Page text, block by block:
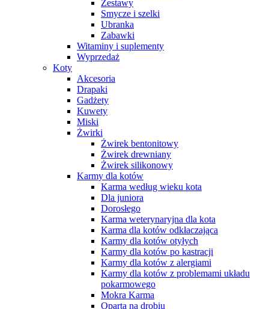
Zestawy
Smycze i szelki
Ubranka
Zabawki
Witaminy i suplementy
Wyprzedaż
Koty
Akcesoria
Drapaki
Gadżety
Kuwety
Miski
Żwirki
Żwirek bentonitowy
Żwirek drewniany
Żwirek silikonowy
Karmy dla kotów
Karma według wieku kota
Dla juniora
Dorosłego
Karma weterynaryjna dla kota
Karma dla kotów odkłaczająca
Karmy dla kotów otyłych
Karmy dla kotów po kastracji
Karmy dla kotów z alergiami
Karmy dla kotów z problemami układu
pokarmowego
Mokra Karma
Oparta na drobiu